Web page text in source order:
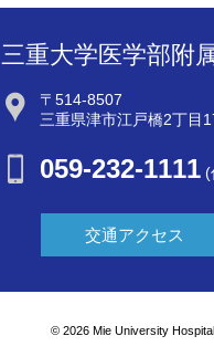
三重大学医学部附
〒514-8507
三重県津市江戸橋2丁目
059-232-1111 (
交通アクセス
© 2026 Mie University